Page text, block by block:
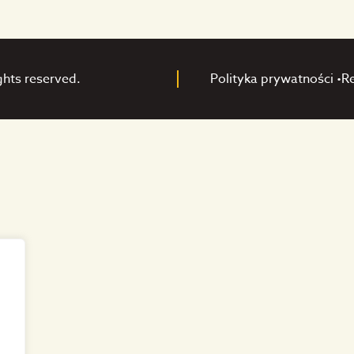
reserved. Polityka prywatności •